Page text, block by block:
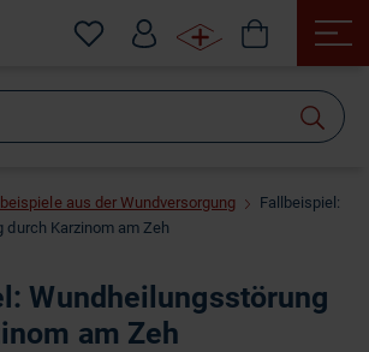
aus der Wundversorgung
Fallbeispiel:
Karzinom am Zeh
Wundheilungsstörung
am Zeh
suchen